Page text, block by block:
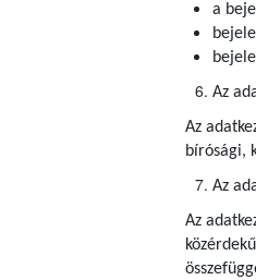
a
Az
Az
bírósági,
Az
Az